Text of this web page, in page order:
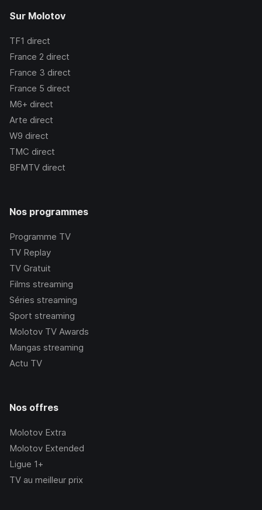
Sur Molotov
TF1 direct
France 2 direct
France 3 direct
France 5 direct
M6+ direct
Arte direct
W9 direct
TMC direct
BFMTV direct
Nos programmes
Programme TV
TV Replay
TV Gratuit
Films streaming
Séries streaming
Sport streaming
Molotov TV Awards
Mangas streaming
Actu TV
Nos offres
Molotov Extra
Molotov Extended
Ligue 1+
TV au meilleur prix